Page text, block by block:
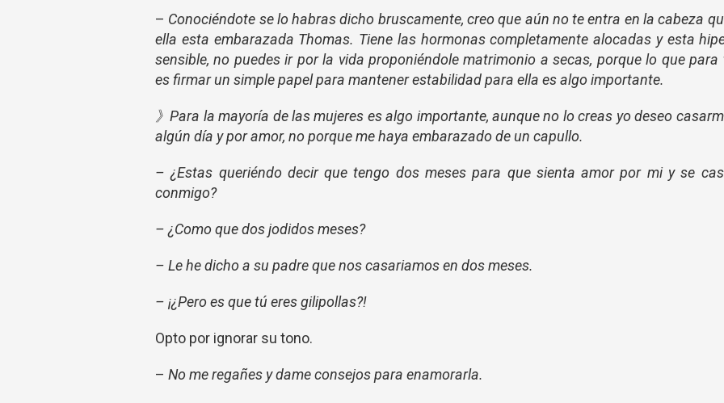
– Conociéndote se lo habras dicho bruscamente, creo que aún no te entra en la cabeza
ella esta embarazada Thomas. Tiene las hormonas completamente alocadas y esta
sensible, no puedes ir por la vida proponiéndole matrimonio a secas, porque lo que para
es firmar un simple papel para mantener estabilidad para ella es algo importante.
》Para la mayoría de las mujeres es algo importante, aunque no lo creas yo deseo
algún día y por amor, no porque me haya embarazado de un capullo.
– ¿Estas queriéndo decir que tengo dos meses para que sienta amor por mi y se
conmigo?
– ¿Como que dos jodidos meses?
– Le he dicho a su padre que nos casariamos en dos meses.
– ¡¿Pero es que tú eres gilipollas?!
Opto por ignorar su tono.
– No me regañes y dame consejos para enamorarla.